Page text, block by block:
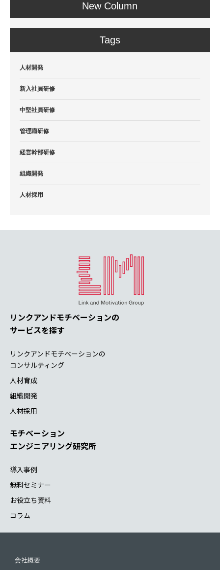
New Column
Tags
人材開発
新入社員研修
中堅社員研修
管理職研修
経営幹部研修
組織開発
人材採用
リンクアンドモチベーションの
サービスを探す
リンクアンドモチベーションの
コンサルティング
人材育成
組織開発
人材採用
モチベーション
エンジニアリング研究所
導入事例
無料セミナー
お役立ち資料
コラム
会社概要